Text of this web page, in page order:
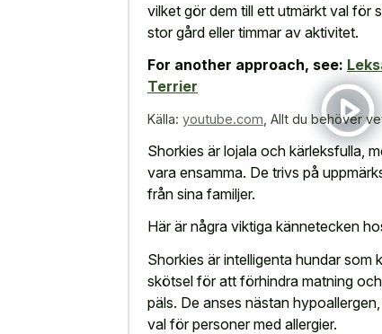
vilket gör dem till ett utmärkt val för
stor gård eller timmar av aktivitet.
For another approach, see:
Terrier
Källa: youtube.com Allt du behöver
Shorkies är lojala och kärleksfulla,
vara ensamma. De trivs på
från sina familjer.
Här är några viktiga kännetecken
Shorkies är intelligenta hundar som
skötsel för att förhindra matning
päls. De anses nästan
val för personer med allergier.